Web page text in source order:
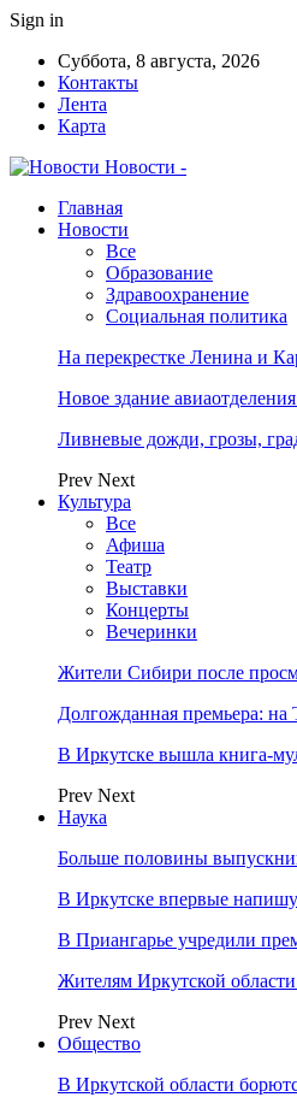
Sign in
Суббота, 8 августа, 2026
Контакты
Лента
Карта
Новости -
Главная
Новости
Все
Образование
Здравоохранение
Социальная политика
На перекрестке Ленина и
Новое здание
Ливневые дожди, грозы,
Prev Next
Культура
Все
Афиша
Театр
Выставки
Концерты
Вечеринки
Жители Сибири после
Долгожданная премьера:
В Иркутске вышла книга-
Prev Next
Наука
Больше половины
В Иркутске впервые
В Приангарье учредили
Жителям Иркутской
Prev Next
Общество
В Иркутской области